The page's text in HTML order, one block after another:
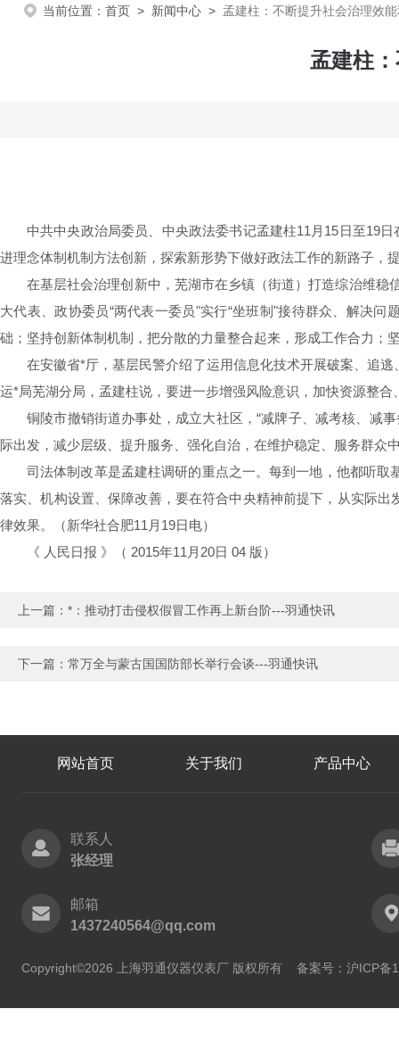
当前位置： 首页 > 新闻中心 > 孟建柱：不断提升社会治理效
孟建柱
中共中央政治局委员、中央政法委书记孟建柱11月15日至19
进理念体制机制方法创新，探索新形势下做好政法工作的新路子，
在基层社会治理创新中，芜湖市在乡镇（街道）打造综治维稳
大代表、政协委员“两代表一委员"实行“坐班制"接待群众、解决
础；坚持创新体制机制，把分散的力量整合起来，形成工作合力
在安徽省*厅，基层民警介绍了运用信息化技术开展破案、追
运*局芜湖分局，孟建柱说，要进一步增强风险意识，加快资源整
铜陵市撤销街道办事处，成立大社区，“减牌子、减考核、减
际出发，减少层级、提升服务、强化自治，在维护稳定、服务群
司法体制改革是孟建柱调研的重点之一。每到一地，他都听
落实、机构设置、保障改善，要在符合中央精神前提下，从实际
律效果。（新华社合肥11月19日电）
《 人民日报 》（ 2015年11月20日 04 版）
上一篇： *：推动打击侵权假冒工作再上新台阶---羽通快讯
下一篇： 常万全与蒙古国国防部长举行会谈---羽通快讯
网站首页 关于我们 产品中心
联系人
张经理
邮箱
1437240564@qq.com
Copyright©2026 上海羽通仪器仪表厂 版权所有 备案号：沪ICP备